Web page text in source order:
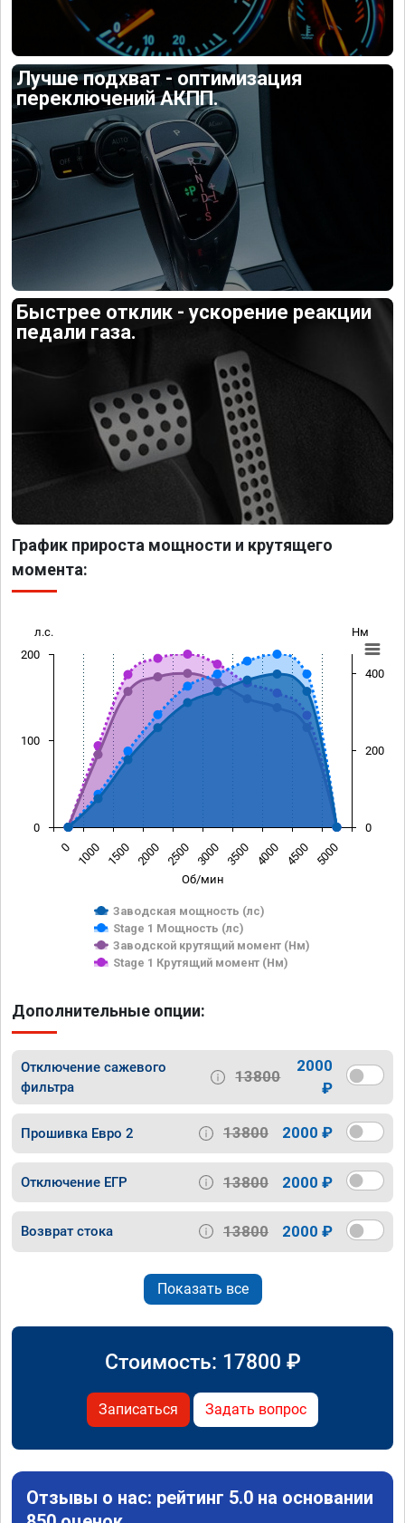
Лучше подхват - оптимизация
переключений АКПП.
Быстрее отклик - ускорение реакции
педали газа.
График прироста мощности и крутящего
момента:
Об/мин
л.с. Нм
Заводская мощность (лс)
Stage 1 Мощность (лс)
Заводской крутящий момент (Нм)
Stage 1 Крутящий момент (Нм)
0 1000 1500 2000 2500 3000 3500 4000 4500 5000
0
100
200
0
200
400
Дополнительные опции:
Отключение сажевого
фильтра
13800
2000
₽
Прошивка Евро 2 13800 2000 ₽
Отключение ЕГР 13800 2000 ₽
Возврат стока 13800 2000 ₽
Показать все
Стоимость: 17800 ₽
Записаться Задать вопрос
Отзывы о нас: рейтинг 5.0 на основании